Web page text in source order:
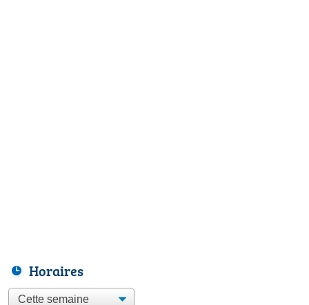
Horaires